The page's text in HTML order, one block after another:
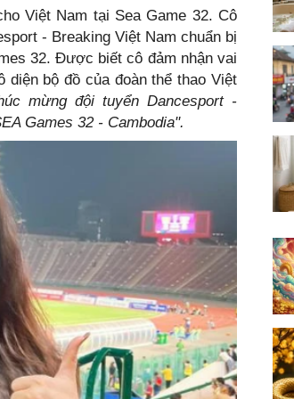
Việt Nam tại Sea Game 32. Cô
- Breaking Việt Nam chuẩn bị
32. Được biết cô đảm nhận vai
diện bộ đồ của đoàn thể thao Việt
mừng đội tuyển Dancesport -
Games 32 - Cambodia".